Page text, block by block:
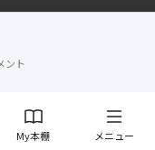
My本棚 メニュー
ント